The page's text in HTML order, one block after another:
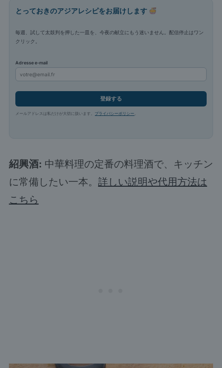
とっておきのアジアレシピをお届けします
毎週、試して太鼓判を押した一皿を、今夜の献立にもう迷いません。配信停止はワン
クリック。
Adresse e-mail
登録する
メールアドレスは私だけが大切に扱います。 プライバシーポリシー
紹興酒: 中華料理の定番の料理酒で、キッチン
に常備したい一本。 詳しい説明や代用方法は
こちら